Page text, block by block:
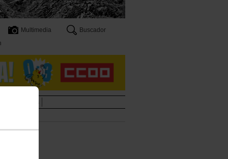
Multimedia
Buscador